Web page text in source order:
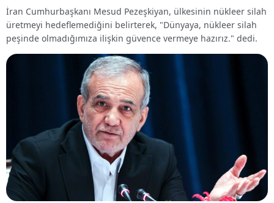
İran Cumhurbaşkanı Mesud Pezeşkiyan, ülkesinin nükleer silah
üretmeyi hedeflemediğini belirterek, "Dünyaya, nükleer silah
peşinde olmadığımıza ilişkin güvence vermeye hazırız." dedi.